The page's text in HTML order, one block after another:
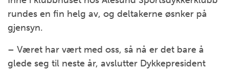
rundes en fin helg av, og deltakerne øsnker på
gjensyn.
– Været har vært med oss, så nå er det bare å
glede seg til neste år, avslutter Dykkepresident